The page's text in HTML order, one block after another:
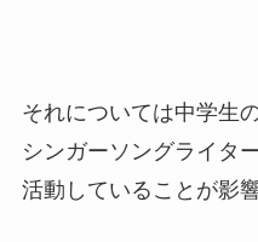
それについては中学生
シンガーソングライタ
活動していることが影